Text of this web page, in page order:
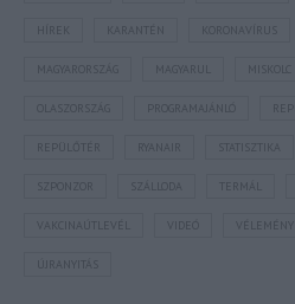
KARANTÉN
REPÜLŐTÉR STATISZTIKA
TERMÁL
VAKCINAÚTLEVÉL
ÚJRANYITÁS